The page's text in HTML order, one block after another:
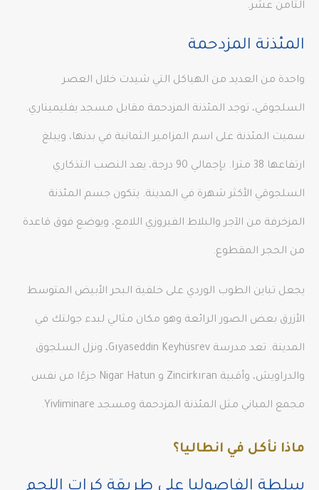
الثامن عشر.
المئذنة المزدحمة
واحدة من العديد من الهياكل التي شيدت خلال العصر
السلجوقي، توجد المئذنة المزدحمة مقابل مسجد يفليميناري.
سميت المئذنة على اسم المزامير الثمانية في بدنها، ويبلغ
ارتفاعها 38 مترا. بإجمالي 90 درجة، يعد النصب التذكاري
السلجوقي الأكثر شهرة في المدينة. يتكون جسم المئذنة
المزخرفة من الآجر والبلاط الفيروزي اللامع، ويوضع فوق قاعدة
من الحجر المقطوع.
يجعل تباين الطوب الوردي على خلفية البحر الأبيض المتوسط
الأزرق بعض الصور الرائعة وهو مكان مثالي لبدء جولتك في
المدينة. تعد مدرسة Gıyaseddin Keyhüsrev، ونزل السلجوق
والدراويش، وأقبية Zincirkıran و Nigar Hatun جزءًا من نفس
مجمع المباني مثل المئذنة المزدحمة ومسجد Yivliminare.
ماذا نأكل في انطاليا؟